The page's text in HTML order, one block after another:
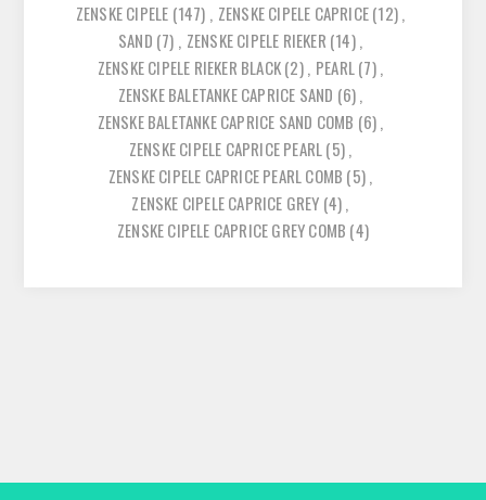
ZENSKE CIPELE (147) , ZENSKE CIPELE CAPRICE(12),
SAND (7) , ZENSKE CIPELE RIEKER (14),
ZENSKE CIPELE RIEKER BLACK(2), PEARL (7),
ZENSKE BALETANKE CAPRICE SAND (6),
ZENSKE BALETANKE CAPRICE SAND COMB (6),
ZENSKE CIPELE CAPRICE PEARL (5),
ZENSKE CIPELE CAPRICE PEARL COMB (5),
ZENSKE CIPELE CAPRICE GREY (4),
ZENSKE CIPELE CAPRICE GREY COMB (4)